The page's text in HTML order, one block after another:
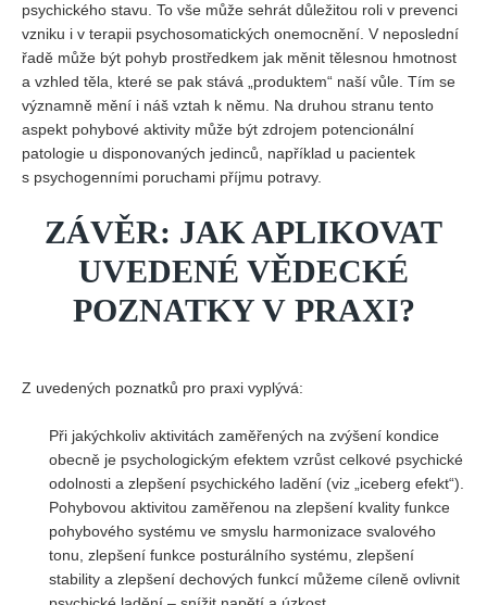
psychického stavu. To vše může sehrát důležitou roli v prevenci
vzniku i v terapii psychosomatických onemocnění. V neposlední
řadě může být pohyb prostředkem jak měnit tělesnou hmotnost
a vzhled těla, které se pak stává „produktem“ naší vůle. Tím se
významně mění i náš vztah k němu. Na druhou stranu tento
aspekt pohybové aktivity může být zdrojem potencionální
patologie u disponovaných jedinců, například u pacientek
s psychogenními poruchami příjmu potravy.
ZÁVĚR: JAK APLIKOVAT
UVEDENÉ VĚDECKÉ
POZNATKY V PRAXI?
Z uvedených poznatků pro praxi vyplývá:
Při jakýchkoliv aktivitách zaměřených na zvýšení kondice
obecně je psychologickým efektem vzrůst celkové psychické
odolnosti a zlepšení psychického ladění (viz „iceberg efekt“).
Pohybovou aktivitou zaměřenou na zlepšení kvality funkce
pohybového systému ve smyslu harmonizace svalového
tonu, zlepšení funkce posturálního systému, zlepšení
stability a zlepšení dechových funkcí můžeme cíleně ovlivnit